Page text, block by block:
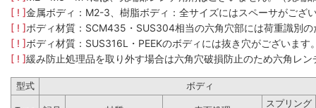
[ ! ]金属ボディ：M2-3、樹脂ボディ：全サイズにはスペーサがござ
[ ! ]ボディ材質：SCM435​・SUS304​相当の六角穴部には荷重識別
[ ! ]ボディ材質：SUS316L・PEEKのボディには抜き穴がございます
[ ! ]緩み防止処理品を取り外す場合は六角穴破損防止のため六角レ
型式 ボディ
スプリング